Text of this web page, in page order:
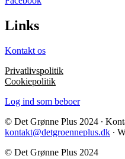
Links
Kontakt os
Privatlivspolitik
Cookiepolitik
Log ind som beboer
© Det Grønne Plus 2024 ∙
kontakt@detgroenneplus.dk ∙
© Det Grønne Plus 2024